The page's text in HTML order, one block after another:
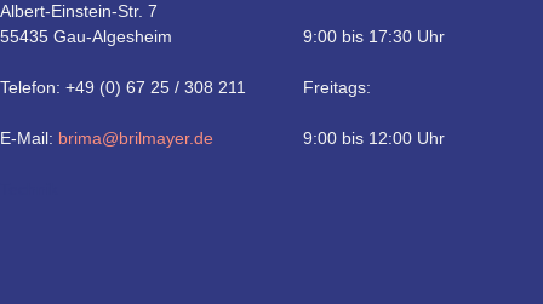
Albert-Einstein-Str. 7
55435 Gau-Algesheim
Telefon: +49 (0) 67 25 / 308 211
E-Mail: brima@brilmayer.de
9:00 bis 17:30 Uhr
Freitags:
9:00 bis 12:00 Uhr